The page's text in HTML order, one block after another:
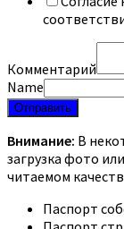
Комментарий
Name
Отправить
Внимание: В
загрузка фото
читаемом
Паспорт